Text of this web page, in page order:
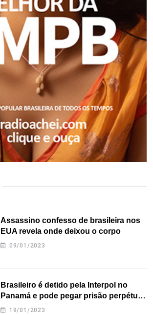
Assassino confesso de brasileira nos
EUA revela onde deixou o corpo
09/01/2023
Brasileiro é detido pela Interpol no
Panamá e pode pegar prisão perpétua
nos EUA
19/01/2023